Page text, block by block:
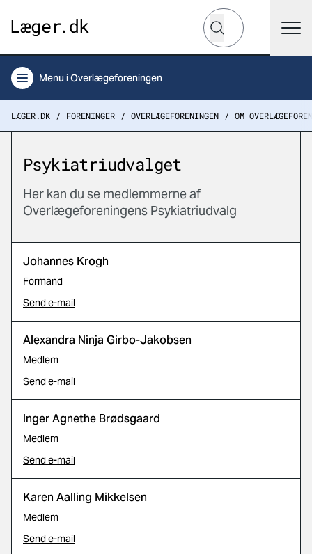
Hvad leder du efter?
Søg
Menu i Overlægeforeningen
LÆGER.DK FORENINGER OVERLÆGEFORENINGEN OM
Psykiatriudvalget
Her kan du se medlemmerne af
Overlægeforeningens Psykiatriudvalg
Johannes Krogh
Formand
Send e-mail
Alexandra Ninja Girbo-Jakobsen
Medlem
Send e-mail
Inger Agnethe Brødsgaard
Medlem
Send e-mail
Karen Aalling Mikkelsen
Medlem
Send e-mail